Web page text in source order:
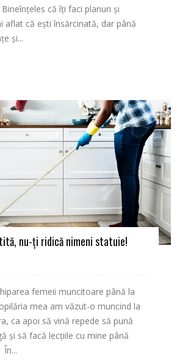
că îți faci planuri și
aflat că ești însărcinată, dar până
și...
nu-ți ridică nimeni statuie!
femeii muncitoare până la
mea am văzut-o muncind la
ca apoi să vină repede să pună
și să facă lecțiile cu mine până